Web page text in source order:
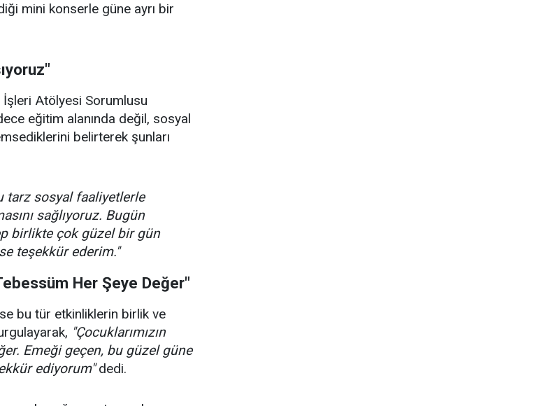
mini konserle güne ayrı bir
İşleri Atölyesi Sorumlusu
eğitim alanında değil, sosyal
belirterek şunları
tarz sosyal faaliyetlerle
sağlıyoruz. Bugün
birlikte çok güzel bir gün
teşekkür ederim."
Her Şeye Değer"
bu tür etkinliklerin birlik ve
"Çocuklarımızın
Emeği geçen, bu güzel güne
ediyorum"dedi.